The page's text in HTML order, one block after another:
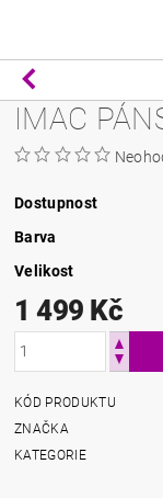
IMAC
Dostupnost
Barva
Velikost
1 499 Kč
KÓD PRODUKTU
ZNAČKA
KATEGORIE